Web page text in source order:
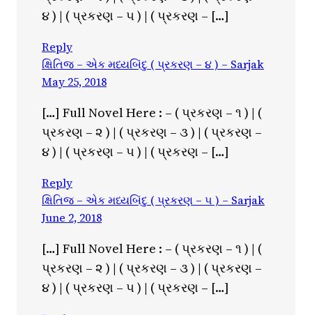
૪ ) | ( પ્રકરણ – ૫ ) | ( પ્રકરણ – […]
Reply
ક્ષિતિજ – એક મધ્યબિંદુ ( પ્રકરણ – ૪ ) – Sarjak
May 25, 2018
[…] Full Novel Here : – ( પ્રકરણ – ૧ ) | (
પ્રકરણ – ૨ ) | ( પ્રકરણ – ૩ ) | ( પ્રકરણ –
૪ ) | ( પ્રકરણ – ૫ ) | ( પ્રકરણ – […]
Reply
ક્ષિતિજ – એક મધ્યબિંદુ ( પ્રકરણ – ૫ ) – Sarjak
June 2, 2018
[…] Full Novel Here : – ( પ્રકરણ – ૧ ) | (
પ્રકરણ – ૨ ) | ( પ્રકરણ – ૩ ) | ( પ્રકરણ –
૪ ) | ( પ્રકરણ – ૫ ) | ( પ્રકરણ – […]